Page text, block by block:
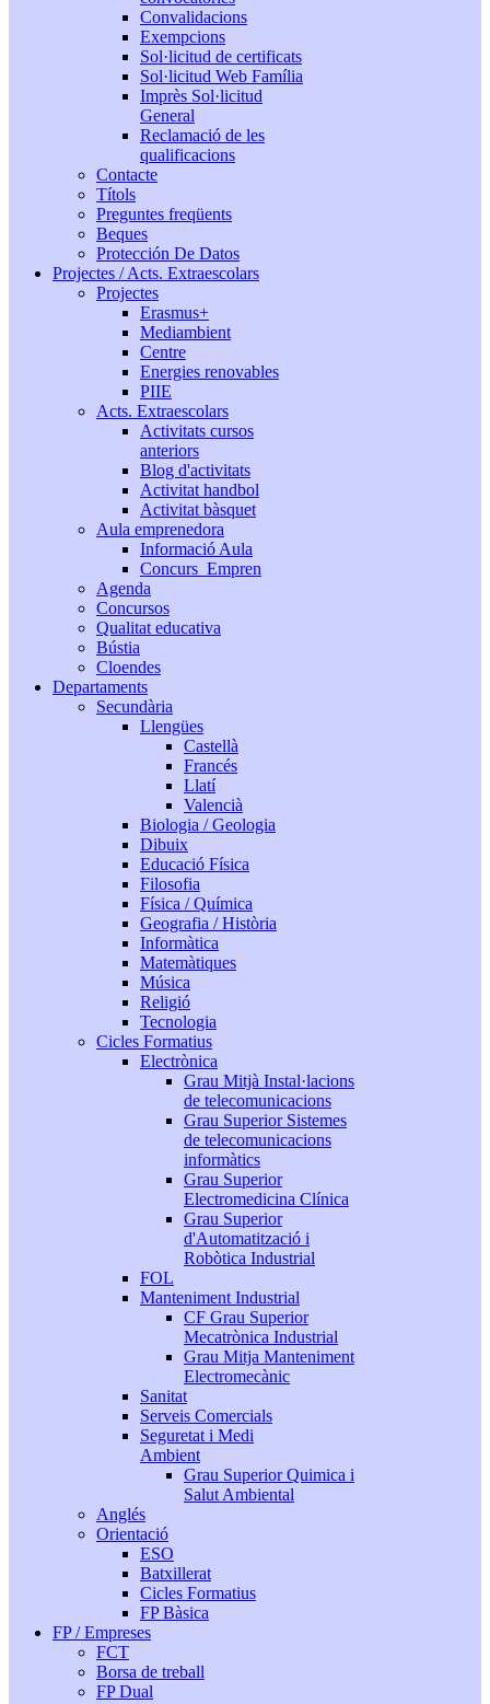
Convalidacions
Exempcions
Sol·licitud de certificats
Sol·licitud Web Família
Imprès Sol·licitud
General
Reclamació de les
qualificacions
Contacte
Títols
Preguntes freqüents
Beques
Protección De Datos
Projectes / Acts. Extraescolars
Projectes
Erasmus+
Mediambient
Centre
Energies renovables
PIIE
Acts. Extraescolars
Activitats cursos
anteriors
Blog d'activitats
Activitat handbol
Activitat bàsquet
Aula emprenedora
Informació Aula
Concurs_Empren
Agenda
Concursos
Qualitat educativa
Bústia
Cloendes
Departaments
Secundària
Llengües
Castellà
Francés
Llatí
Valencià
Biologia / Geologia
Dibuix
Educació Física
Filosofia
Física / Química
Geografia / Història
Informàtica
Matemàtiques
Música
Religió
Tecnologia
Cicles Formatius
Electrònica
Grau Mitjà Instal·lacions
de telecomunicacions
Grau Superior Sistemes
de telecomunicacions
informàtics
Grau Superior
Electromedicina Clínica
Grau Superior
d'Automatització i
Robòtica Industrial
FOL
Manteniment Industrial
CF Grau Superior
Mecatrònica Industrial
Grau Mitja Manteniment
Electromecànic
Sanitat
Serveis Comercials
Seguretat i Medi
Ambient
Grau Superior Quimica i
Salut Ambiental
Anglés
Orientació
ESO
Batxillerat
Cicles Formatius
FP Bàsica
FP / Empreses
FCT
Borsa de treball
FP Dual